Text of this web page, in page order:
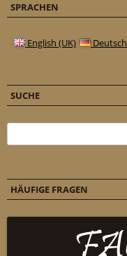
SPRACHEN
English (UK) Deutsch
SUCHE
HÄUFIGE FRAGEN